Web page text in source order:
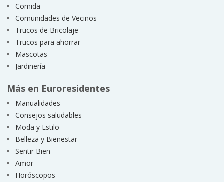
Comida
Comunidades de Vecinos
Trucos de Bricolaje
Trucos para ahorrar
Mascotas
Jardinería
Más en Euroresidentes
Manualidades
Consejos saludables
Moda y Estilo
Belleza y Bienestar
Sentir Bien
Amor
Horóscopos